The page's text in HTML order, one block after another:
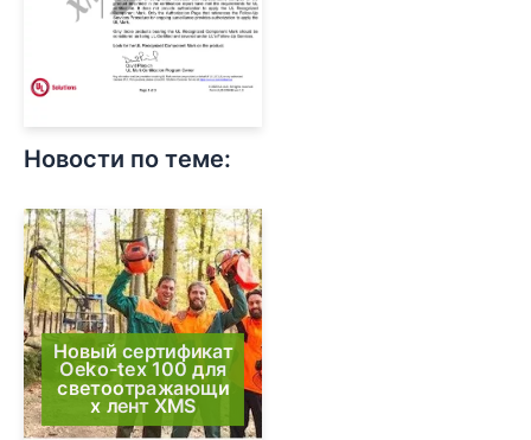
Новости по теме:
Новый сертификат
Oeko-tex 100 для
светоотражающи
х лент XMS